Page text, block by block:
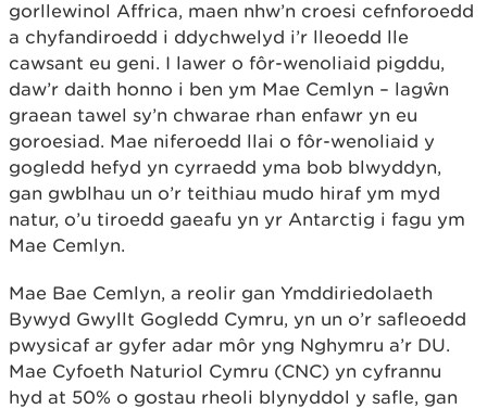
gorllewinol Affrica, maen nhw’n croesi cefnforoedd
a chyfandiroedd i ddychwelyd i’r lleoedd lle
cawsant eu geni. I lawer o fôr-wenoliaid pigddu,
daw’r daith honno i ben ym Mae Cemlyn – lagŵn
graean tawel sy’n chwarae rhan enfawr yn eu
goroesiad. Mae niferoedd llai o fôr-wenoliaid y
gogledd hefyd yn cyrraedd yma bob blwyddyn,
gan gwblhau un o’r teithiau mudo hiraf ym myd
natur, o’u tiroedd gaeafu yn yr Antarctig i fagu ym
Mae Cemlyn.
Mae Bae Cemlyn, a reolir gan Ymddiriedolaeth
Bywyd Gwyllt Gogledd Cymru, yn un o’r safleoedd
pwysicaf ar gyfer adar môr yng Nghymru a’r DU.
Mae Cyfoeth Naturiol Cymru (CNC) yn cyfrannu
hyd at 50% o gostau rheoli blynyddol y safle, gan